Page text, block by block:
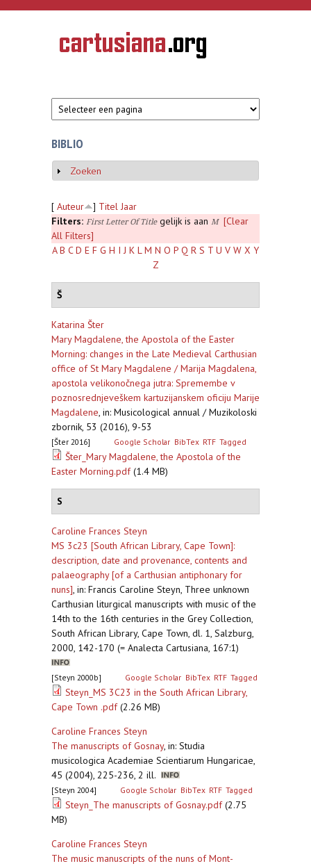
Overslaan en naar de inhoud gaan
CARTUSIANA
Geschiedenis
van de
BIBLIO
Weergeven
Zoeken
[ Auteur ] Titel Jaar
Filters: First Letter Of Titlegelijk is aan M
[Clear
All Filters]
A B C D E F G H I J K L M N O P Q R S T U V W X Y
Z
Š
Katarina Šter
Mary Magdalene, the Apostola of the Easter
Morning: changes in the Late Medieval Carthusian
office of St Mary Magdalene / Marija Magdalena,
apostola velikonočnega jutra: Spremembe v
poznosrednjeveškem kartuzijanskem oficiju Marije
Magdalene, in: Musicological annual / Muzikoloski
zbornik, 53 (2016), 9-53
[Šter 2016] Google Scholar BibTex RTF Tagged
Šter_Mary Magdalene, the Apostola of the
Easter Morning.pdf(1.4 MB)
S
Caroline Frances Steyn
MS 3c23 [South African Library, Cape Town]:
description, date and provenance, contents and
palaeography [of a Carthusian antiphonary for
nuns], in: Francis Caroline Steyn, Three unknown
Carthusian liturgical manuscripts with music of the
14th to the 16th centuries in the Grey Collection,
South African Library, Cape Town, dl. 1, Salzburg,
2000, 142-170 (= Analecta Cartusiana, 167:1)
[Steyn 2000b] Google Scholar BibTex RTF Tagged
Steyn_MS 3C23 in the South African Library,
Cape Town .pdf(2.26 MB)
Caroline Frances Steyn
The manuscripts of Gosnay, in: Studia
musicologica Academiae Scientiarum Hungaricae,
45 (2004), 225-236, 2 ill.
[Steyn 2004] Google Scholar BibTex RTF Tagged
Steyn_The manuscripts of Gosnay.pdf(2.75
MB)
Caroline Frances Steyn
The music manuscripts of the nuns of Mont-